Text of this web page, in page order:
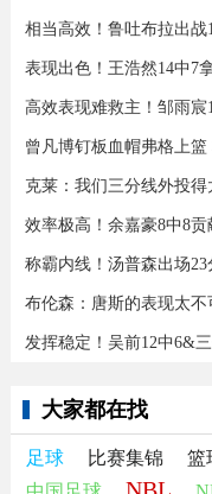
相当高效！鲁吐布拉出战
表现出色！王浩然14中7
高效表现难救主！邹雨宸
曾凡博钉板血帽弗格上篮
克莱：我们三分线外投
效率极高！余嘉豪8中8贡
称霸内线！汤普森出场23
布伦森：唐斯的表现太
发挥稳定！吴前12中6&
大家都在找
足球 比赛集锦 篮